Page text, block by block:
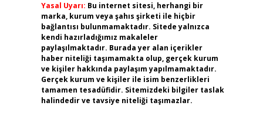
Yasal Uyarı: Bu internet sitesi, herhangi bir
marka, kurum veya şahıs şirketi ile hiçbir
bağlantısı bulunmamaktadır. Sitede yalnızca
kendi hazırladığımız makaleler
paylaşılmaktadır. Burada yer alan içerikler
haber niteliği taşımamakta olup, gerçek kurum
ve kişiler hakkında paylaşım yapılmamaktadır.
Gerçek kurum ve kişiler ile isim benzerlikleri
tamamen tesadüfidir. Sitemizdeki bilgiler taslak
halindedir ve tavsiye niteliği taşımazlar.